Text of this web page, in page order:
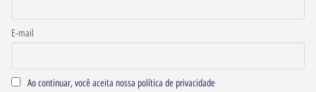
E-mail
Ao continuar, você aceita nossa política de privacidade